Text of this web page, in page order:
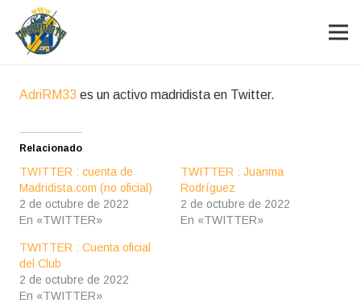
AdriRM33 es un activo madridista en Twitter.
Relacionado
TWITTER : cuenta de
Madridista.com (no oficial)
2 de octubre de 2022
En «TWITTER»
TWITTER : Juanma
Rodríguez
2 de octubre de 2022
En «TWITTER»
TWITTER : Cuenta oficial
del Club
2 de octubre de 2022
En «TWITTER»